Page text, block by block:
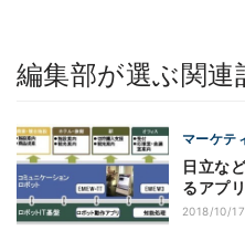
編集部が選ぶ関連
マーケテ
日立な
るアプ
2018/10/